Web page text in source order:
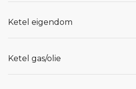
Ketel eigendom
Ketel gas/olie